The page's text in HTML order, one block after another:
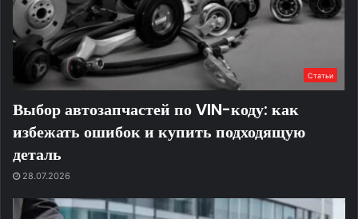
Статьи
Выбор автозапчастей по VIN-коду: как
избежать ошибок и купить подходящую
деталь
28.07.2026